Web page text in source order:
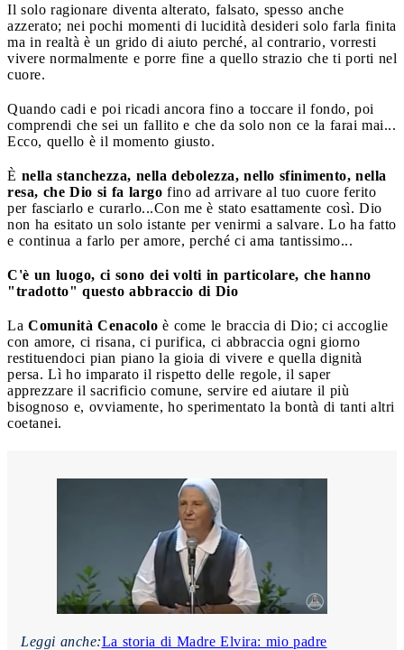
Il solo ragionare diventa alterato, falsato, spesso anche
azzerato; nei pochi momenti di lucidità desideri solo farla finita
ma in realtà è un grido di aiuto perché, al contrario, vorresti
vivere normalmente e porre fine a quello strazio che ti porti nel
cuore.
Quando cadi e poi ricadi ancora fino a toccare il fondo, poi
comprendi che sei un fallito e che da solo non ce la farai mai...
Ecco, quello è il momento giusto.
È nella stanchezza, nella debolezza, nello sfinimento, nella
resa, che Dio si fa largo fino ad arrivare al tuo cuore ferito
per fasciarlo e curarlo...Con me è stato esattamente così. Dio
non ha esitato un solo istante per venirmi a salvare. Lo ha fatto
e continua a farlo per amore, perché ci ama tantissimo...
C'è un luogo, ci sono dei volti in particolare, che hanno
"tradotto" questo abbraccio di Dio
La Comunità Cenacolo è come le braccia di Dio; ci accoglie
con amore, ci risana, ci purifica, ci abbraccia ogni giorno
restituendoci pian piano la gioia di vivere e quella dignità
persa. Lì ho imparato il rispetto delle regole, il saper
apprezzare il sacrificio comune, servire ed aiutare il più
bisognoso e, ovviamente, ho sperimentato la bontà di tanti altri
coetanei.
Leggi anche:La storia di Madre Elvira: mio padre